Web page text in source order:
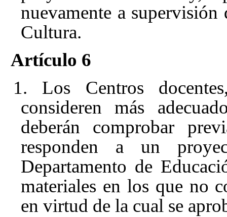
nuevamente a
Cultura.
Artículo 6
1. Los Centros
consideren más
deberán comprobar
responden a un
Departamento de
materiales en los que no
en virtud de la cual se